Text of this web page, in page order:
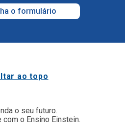
o formulário
ao topo
o seu futuro.
com o Ensino Einstein.